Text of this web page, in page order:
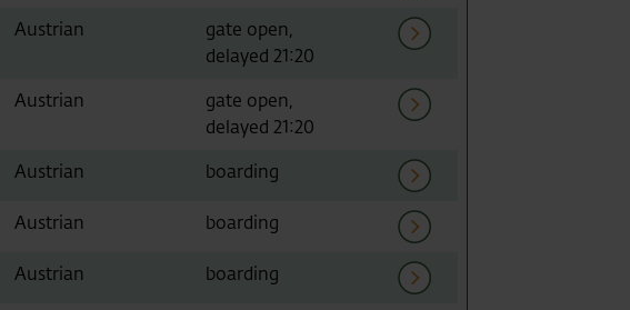
Austrian
gate open,
delayed 21:20
Fluginfo
Austrian
gate open,
delayed 21:20
Fluginfo
Austrian boarding Fluginfo
Austrian boarding Fluginfo
Austrian boarding Fluginfo